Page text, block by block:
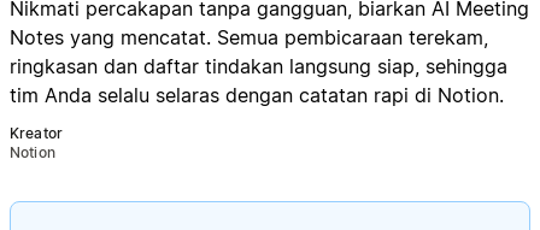
Nikmati percakapan tanpa gangguan, biarkan AI Meeting
Notes yang mencatat. Semua pembicaraan terekam,
ringkasan dan daftar tindakan langsung siap, sehingga
tim Anda selalu selaras dengan catatan rapi di Notion.
Kreator
Notion